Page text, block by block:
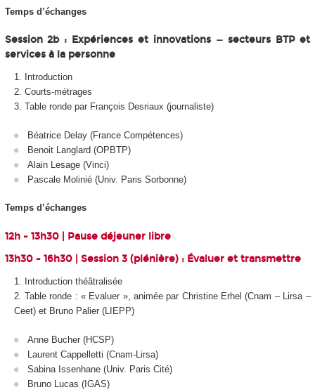
Temps d’échanges
Session 2b : Expériences et innovations — secteurs BTP et
services à la personne
Introduction
Courts-métrages
Table ronde par François Desriaux (journaliste)
Béatrice Delay (France Compétences)
Benoit Langlard (OPBTP)
Alain Lesage (Vinci)
Pascale Molinié (Univ. Paris Sorbonne)
Temps d’échanges
12h - 13h30 | Pause déjeuner libre
13h30 - 16h30 | Session 3 (plénière) : Évaluer et transmettre
Introduction théâtralisée
Table ronde : « Evaluer », animée par Christine Erhel (Cnam – Lirsa –
Ceet) et Bruno Palier (LIEPP)
Anne Bucher (HCSP)
Laurent Cappelletti (Cnam-Lirsa)
Sabina Issenhane (Univ. Paris Cité)
Bruno Lucas (IGAS)